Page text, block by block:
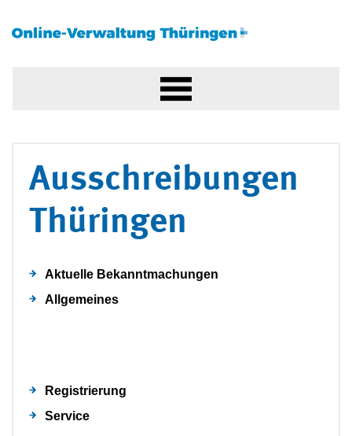
Ausschreibungen
Thüringen
Aktuelle Bekanntmachungen
Allgemeines
Registrierung
Service